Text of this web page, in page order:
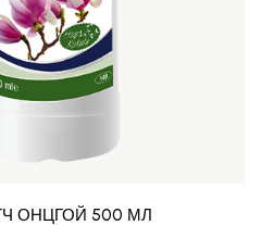
ОНЦГОЙ 500 МЛ